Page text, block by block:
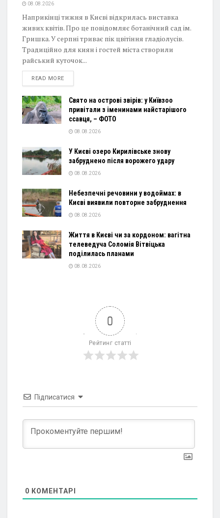
08.08.2026
Наприкінці тижня в Києві відкрилась виставка
живих квітів. Про це повідомляє ботанічний сад ім.
Гришка. У серпні триває пік цвітіння гладіолусів.
Традиційно для киян і гостей міста створили
райський куточок...
READ MOREDETAILS
Свято на острові звірів: у Київзоо
привітали з іменинами найстарішого
ссавця, – ФОТО
08.08.2026
У Києві озеро Кирилівське знову
забруднено після ворожего удару
08.08.2026
Небезпечні речовини у водоймах: в
Києві виявили повторне забруднення
08.08.2026
Життя в Києві чи за кордоном: вагітна
телеведуча Соломія Вітвіцька
поділилась планами
08.08.2026
0
Рейтинг статті
Підписатися
0 КОМЕНТАРІ